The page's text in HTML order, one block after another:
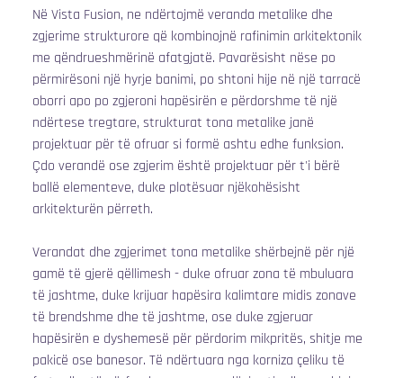
Në Vista Fusion, ne ndërtojmë veranda metalike dhe
zgjerime strukturore që kombinojnë rafinimin arkitektonik
me qëndrueshmërinë afatgjatë. Pavarësisht nëse po
përmirësoni një hyrje banimi, po shtoni hije në një tarracë
oborri apo po zgjeroni hapësirën e përdorshme të një
ndërtese tregtare, strukturat tona metalike janë
projektuar për të ofruar si formë ashtu edhe funksion.
Çdo verandë ose zgjerim është projektuar për t'i bërë
ballë elementeve, duke plotësuar njëkohësisht
arkitekturën përreth.
Verandat dhe zgjerimet tona metalike shërbejnë për një
gamë të gjerë qëllimesh - duke ofruar zona të mbuluara
të jashtme, duke krijuar hapësira kalimtare midis zonave
të brendshme dhe të jashtme, ose duke zgjeruar
hapësirën e dyshemesë për përdorim mikpritës, shitje me
pakicë ose banesor. Të ndërtuara nga korniza çeliku të